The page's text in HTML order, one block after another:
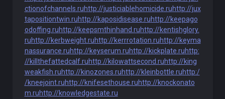
ctionofchannels.ruhttp://justiciablehomicide.ruhttp://jux
tapositiontwin.ruhttp://kaposidisease.ruhttp://keepago
odoffing.ruhttp://keepsmthinhand.ruhttp://kentishglory.
ruhttp://kerbweight.ruhttp://kerrrotation.ruhttp://keyma
nassurance.ruhttp://keyserum.ruhttp://kickplate.ruhttp:
//killthefattedcalf.ruhttp://kilowattsecond.ruhttp://king
weakfish.ruhttp://kinozones.ruhttp://kleinbottle.ruhttp:/
/kneejoint.ruhttp://knifesethouse.ruhttp://knockonato
m.ruhttp://knowledgestate.ru